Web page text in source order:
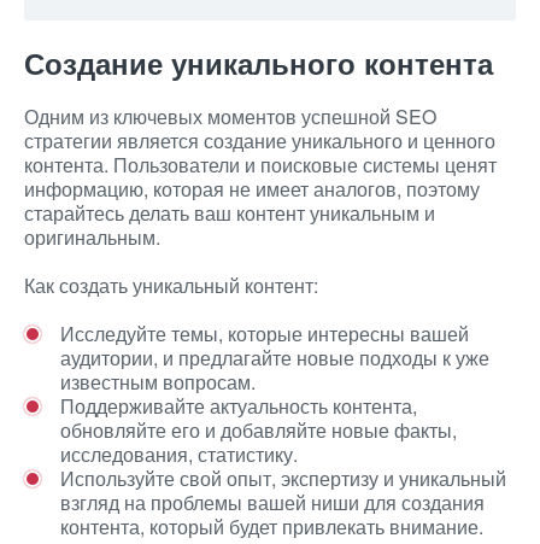
Создание уникального контента
Одним из ключевых моментов успешной SEO
стратегии является создание уникального и ценного
контента. Пользователи и поисковые системы ценят
информацию, которая не имеет аналогов, поэтому
старайтесь делать ваш контент уникальным и
оригинальным.
Как создать уникальный контент:
Исследуйте темы, которые интересны вашей
аудитории, и предлагайте новые подходы к уже
известным вопросам.
Поддерживайте актуальность контента,
обновляйте его и добавляйте новые факты,
исследования, статистику.
Используйте свой опыт, экспертизу и уникальный
взгляд на проблемы вашей ниши для создания
контента, который будет привлекать внимание.